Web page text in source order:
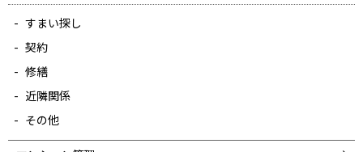
すまい探し
契約
修繕
近隣関係
その他